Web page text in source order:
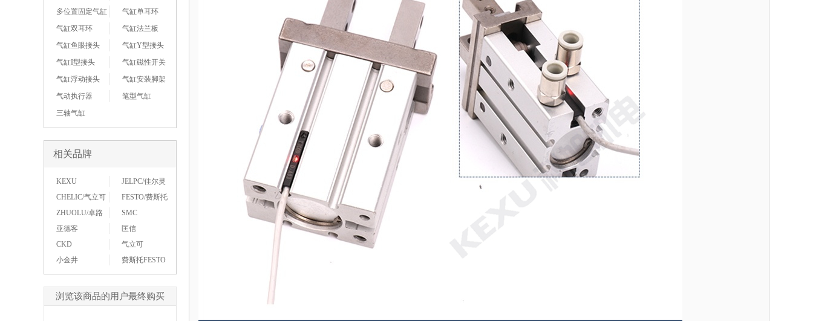
多位置固定气缸
气缸单耳环
气缸双耳环
气缸法兰板
气缸鱼眼接头
气缸Y型接头
气缸I型接头
气缸磁性开关
气缸浮动接头
气缸安装脚架
气动执行器
笔型气缸
三轴气缸
相关品牌
KEXU
JELPC/佳尔灵
CHELIC/气立可
FESTO/费斯托
ZHUOLU/卓路
SMC
亚德客
匡信
CKD
气立可
小金井
费斯托FESTO
浏览该商品的用户最终购买